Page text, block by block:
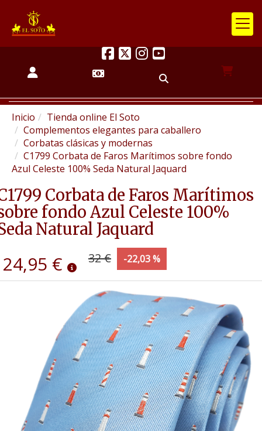
Inicio
Tienda online El Soto
Complementos elegantes para caballero
Corbatas clásicas y modernas
C1799 Corbata de Faros Marítimos sobre fondo
Azul Celeste 100% Seda Natural Jaquard
Corbata de Faros Marítimos
fondo Azul Celeste 100%
Natural Jaquard
24,95 € 32 € -22,03 %